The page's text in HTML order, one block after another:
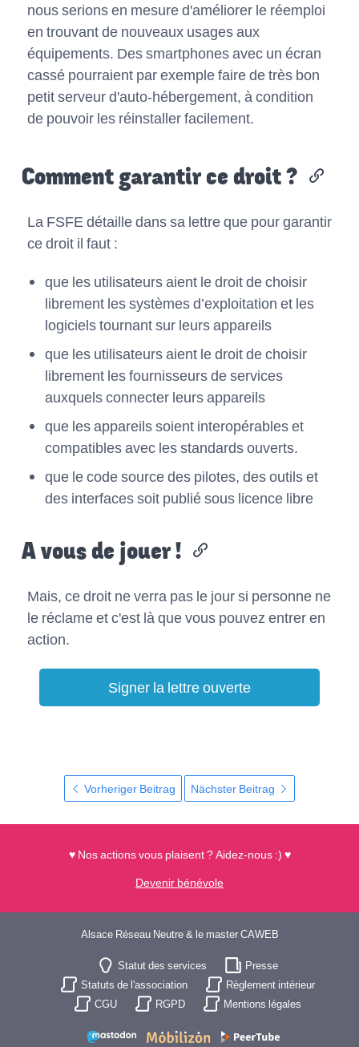
nous serions en mesure d'améliorer le réemploi
en trouvant de nouveaux usages aux
équipements. Des smartphones avec un écran
cassé pourraient par exemple faire de très bon
petit serveur d'auto-hébergement, à condition
de pouvoir les réinstaller facilement.
Comment garantir ce droit ?
La FSFE détaille dans sa lettre que pour garantir
ce droit il faut :
que les utilisateurs aient le droit de choisir
librement les systèmes d’exploitation et les
logiciels tournant sur leurs appareils
que les utilisateurs aient le droit de choisir
librement les fournisseurs de services
auxquels connecter leurs appareils
que les appareils soient interopérables et
compatibles avec les standards ouverts.
que le code source des pilotes, des outils et
des interfaces soit publié sous licence libre
A vous de jouer !
Mais, ce droit ne verra pas le jour si personne ne
le réclame et c'est là que vous pouvez entrer en
action.
Signer la lettre ouverte
Vorheriger Beitrag Nächster Beitrag
♥ Nos actions vous plaisent ? Aidez-nous :) ♥
Devenir bénévole
Alsace Réseau Neutre & le master CAWEB
Statut des services
Presse
Statuts de l'association
Règlement intérieur
CGU
RGPD Mentions légales